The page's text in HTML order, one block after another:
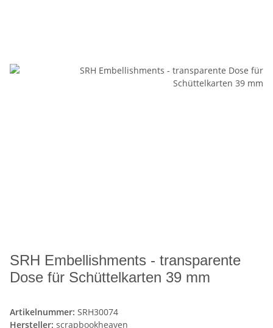
SRH Embellishments - transparente
Dose für Schüttelkarten 39 mm
Artikelnummer: SRH30074
Hersteller: scrapbookheaven